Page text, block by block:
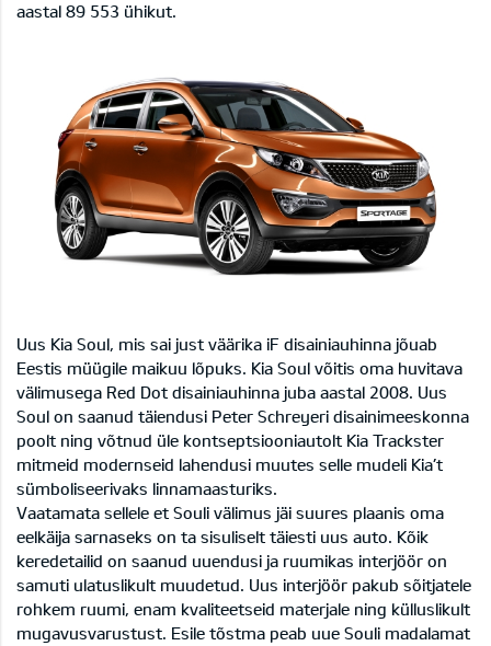
aastal 89 553 ühikut.
Uus Kia Soul, mis sai just väärika iF disainiauhinna jõuab
Eestis müügile maikuu lõpuks. Kia Soul võitis oma huvitava
välimusega Red Dot disainiauhinna juba aastal 2008. Uus
Soul on saanud täiendusi Peter Schreyeri disainimeeskonna
poolt ning võtnud üle kontseptsiooniautolt Kia Trackster
mitmeid modernseid lahendusi muutes selle mudeli Kia’t
sümboliseerivaks linnamaasturiks.
Vaatamata sellele et Souli välimus jäi suures plaanis oma
eelkäija sarnaseks on ta sisuliselt täiesti uus auto. Kõik
keredetailid on saanud uuendusi ja ruumikas interjöör on
samuti ulatuslikult muudetud. Uus interjöör pakub sõitjatele
rohkem ruumi, enam kvaliteetseid materjale ning külluslikult
mugavusvarustust. Esile tõstma peab uue Souli madalamat